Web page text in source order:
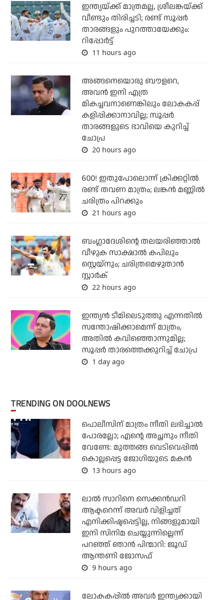
ഇന്ത്യയ്ക്ക് മാത്രമല്ല, ശ്രീലങ്കയ്ക്ക്
വീണ്ടും തിരിച്ചടി; രണ്ട് സൂപ്പര്‍
താരങ്ങളും പുറത്തായേക്കും:
റിപ്പോര്‍ട്ട്
11 hours ago
അങ്ങനെയൊരു ബൗളറെ,
അവന്‍ ഇനി എത്ര
മികച്ചവനാണെങ്കിലും ലോകകപ്പ്
കളിപ്പിക്കാനാവില്ല; സൂപ്പര്‍
താരങ്ങളുടെ ഭാവിയെ കുറിച്ച്
ചോപ്ര
20 hours ago
600! ഇതുപോലൊന്ന് ക്രിക്കറ്റില്‍
രണ്ട് തവണ മാത്രം; ലങ്കന്‍ മണ്ണില്‍
ചരിത്രം പിറക്കും
21 hours ago
ബംഗ്ലാദേശിന്റെ തലയരിഞ്ഞാല്‍
വീഴുക സാക്ഷാല്‍ കപിലും
സ്റ്റെയ്‌നും; ചരിത്രമെഴുതാന്‍
സ്റ്റാര്‍ക്
22 hours ago
ഇന്ത്യന്‍ ടീമിലെടുത്തു എന്നതില്‍
സന്തോഷിക്കാമെന്ന് മാത്രം,
അതില്‍ കവിഞ്ഞൊന്നുമില്ല;
സൂപ്പര്‍ താരത്തെക്കുറിച്ച് ചോപ്ര
1 day ago
TRENDING ON DOOLNEWS
പൊലീസിന് മാത്രം നീതി ലഭിച്ചാല്‍
പോരല്ലോ; എന്റെ അച്ഛനും നീതി
വേണ്ടേ: മുത്തങ്ങ വെടിവെപ്പില്‍
കൊല്ലപ്പെട്ട ജോഗിയുടെ മകന്‍
13 hours ago
ലാല്‍ സാറിനെ സെക്കന്‍ഡറി
ആക്ടറെന്ന് അവര്‍ വിളിച്ചത്
എനിക്കിഷ്ടപ്പെട്ടില്ല, നിങ്ങളുമായി
ഇനി സിനിമ ചെയ്യുന്നില്ലെന്ന്
പറഞ്ഞ് ഞാന്‍ പിന്മാറി: ജൂഡ്
ആന്തണി ജോസഫ്
9 hours ago
ലോകകപ്പിൽ അവര്‍ ഇന്ത്യക്കായി